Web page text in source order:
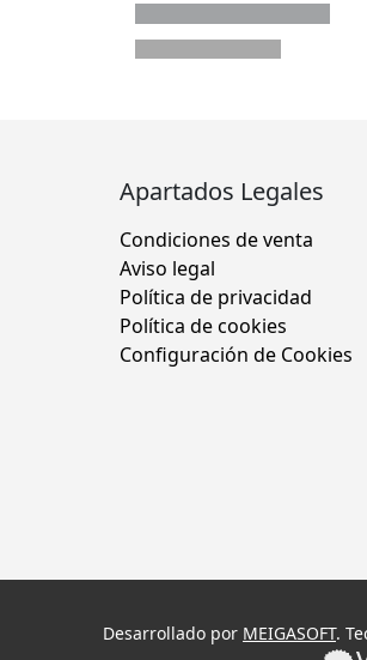
Apartados Legales
Condiciones de venta
Aviso legal
Política de privacidad
Política de cookies
Configuración de Cookies
Desarrollado por MEIGASOFT.